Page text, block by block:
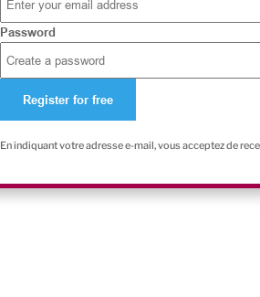
Password
En indiquant votre adresse e-mail, vous acceptez de